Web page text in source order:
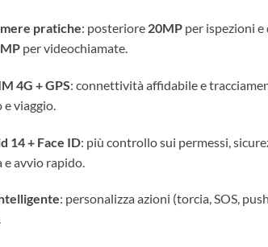
pratiche: posteriore 20MPper ispezioni e
per videochiamate.
4G + GPS: connettività affidabile e
viaggio.
14 + Face ID: più controllo sui permessi,
avvio rapido.
: personalizza azioni (torcia, SOS,